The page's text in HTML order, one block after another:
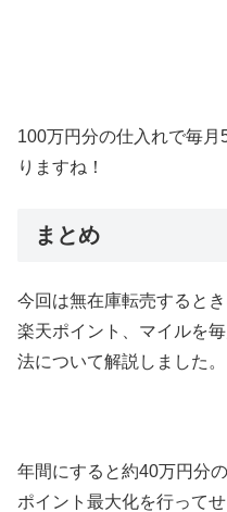
100万円分の仕入れで毎
りますね！
まとめ
今回は無在庫転売すると
楽天ポイント、マイルを
法について解説しました。
年間にすると約40万円分
ポイント最大化を行って